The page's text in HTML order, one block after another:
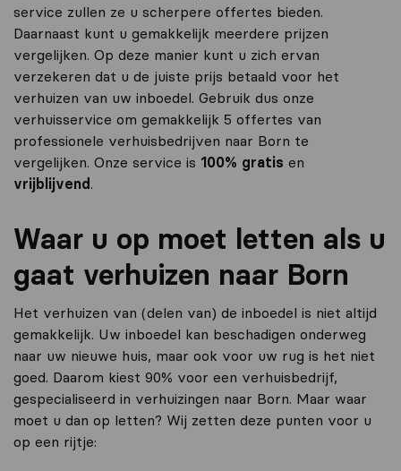
service zullen ze u scherpere offertes bieden.
Daarnaast kunt u gemakkelijk meerdere prijzen
vergelijken. Op deze manier kunt u zich ervan
verzekeren dat u de juiste prijs betaald voor het
verhuizen van uw inboedel. Gebruik dus onze
verhuisservice om gemakkelijk 5 offertes van
professionele verhuisbedrijven naar Born te
vergelijken. Onze service is 100% gratis en
vrijblijvend .
Waar u op moet letten als u
gaat verhuizen naar Born
Het verhuizen van (delen van) de inboedel is niet altijd
gemakkelijk. Uw inboedel kan beschadigen onderweg
naar uw nieuwe huis, maar ook voor uw rug is het niet
goed. Daarom kiest 90% voor een verhuisbedrijf,
gespecialiseerd in verhuizingen naar Born. Maar waar
moet u dan op letten? Wij zetten deze punten voor u
op een rijtje: